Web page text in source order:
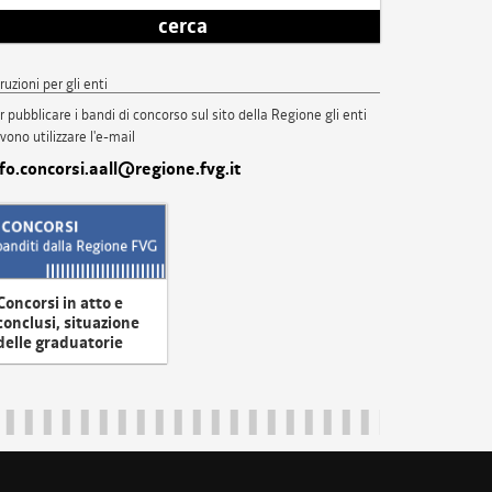
cerca
per gli enti
pubblicare i bandi di concorso sul sito della Regione gli enti
utilizzare l'e-mail
in atto e
situazione
graduatorie